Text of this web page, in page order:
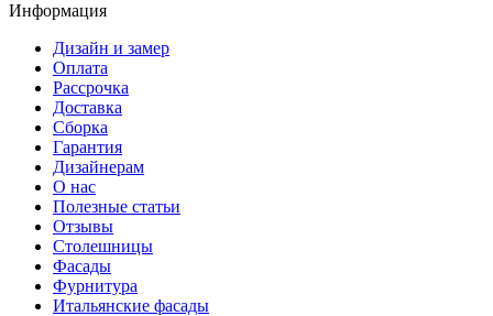
Информация
Дизайн и замер
Оплата
Рассрочка
Доставка
Сборка
Гарантия
Дизайнерам
О нас
Полезные статьи
Отзывы
Столешницы
Фасады
Фурнитура
Итальянские фасады